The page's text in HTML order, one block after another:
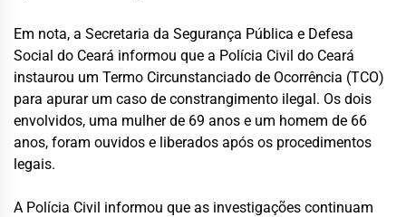
Em nota, a Secretaria da Segurança Pública e Defesa
Social do Ceará informou que a Polícia Civil do Ceará
instaurou um Termo Circunstanciado de Ocorrência (TCO)
para apurar um caso de constrangimento ilegal. Os dois
envolvidos, uma mulher de 69 anos e um homem de 66
anos, foram ouvidos e liberados após os procedimentos
legais.
A Polícia Civil informou que as investigações continuam